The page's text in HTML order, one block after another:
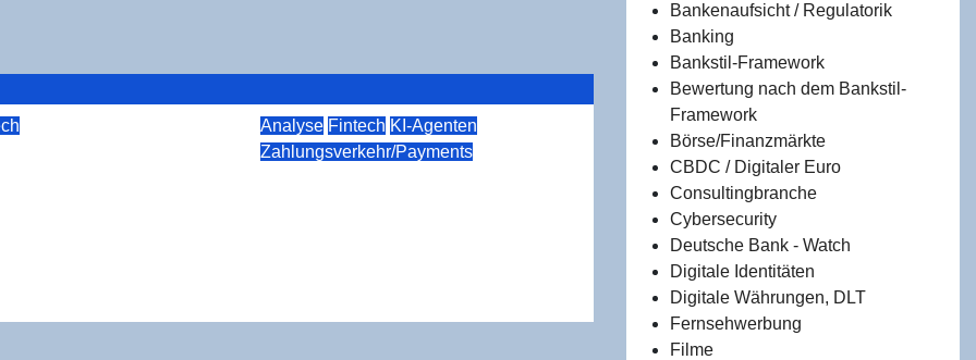
Analyse Fintech KI-Agenten
Zahlungsverkehr/Payments
Bankenaufsicht / Regulatorik
Banking
Bankstil-Framework
Bewertung nach dem Bankstil-
Framework
Börse/Finanzmärkte
CBDC / Digitaler Euro
Consultingbranche
Cybersecurity
Deutsche Bank - Watch
Digitale Identitäten
Digitale Währungen, DLT
Fernsehwerbung
Filme